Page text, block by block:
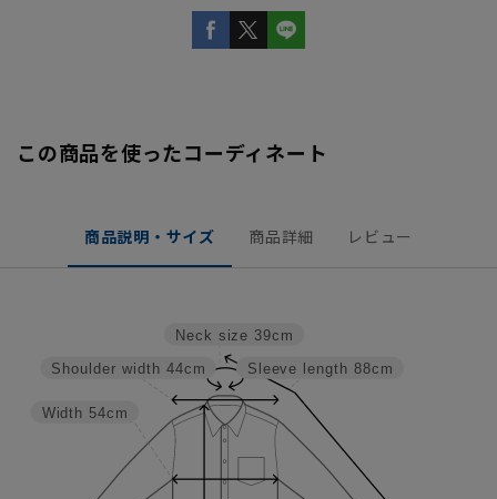
この商品を使ったコーディネート
商品説明・サイズ 商品詳細 レビュー
Sleeve length 88cm
Neck size 39cm
Width 54cm
Shoulder width 44cm